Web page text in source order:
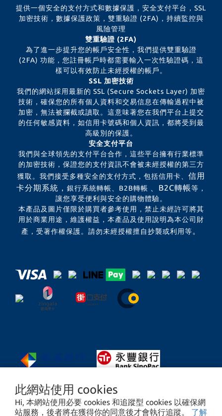
此網站使用 cookies
Hi, 本網站使用必要 cookies 和追蹤型 cookies 以確保網
站服務，後者將在獲得你的同意後才會執行追蹤。 了解
提供一個安全的支付方式和數據保護，安全支付平台，SSL
加密技術，數據保護政策，雙重驗證 (2FA)，持續監控與
風險管理
雙重驗證 (2FA)
為了進一步提升您的帳戶安全性，我們提供雙重驗證
(2FA) 功能，您註冊帳戶時都需要輸入一次性驗證碼，這
樣可以有效防止未經授權的帳戶。
SSL 加密技術
我們的網站採用最新的 SSL (Secure Sockets Layer) 加密
技術，確保您的所有個人資料和交易信息在傳輸過程中被
加密，無法被攔截或讀取。這意味著您在我們平台上提交
的任何敏感資料，如信用卡號碼和個人資訊，都將受到最
高級別的保護。
安全支付平台
我們與全球領先的支付平台合作，這些平台擁有行業標準
的加密技術，保證您的支付資訊不會被未經授權的第三方
獲取。我們接受多種安全的支付方式，包括信用卡、 信用
卡分期系統， 銀行系統轉帳、B2B轉帳 、B2C轉帳等，
讓您享受便利與安全的購物體驗。
本產品及圖片僅限於購買者參考使用，禁止未經許可將其
用於商業用途，維護權益，本產品及使用說明為本公司財
產，受著作權保護。請勿未經授權擅自抄襲或利用等。